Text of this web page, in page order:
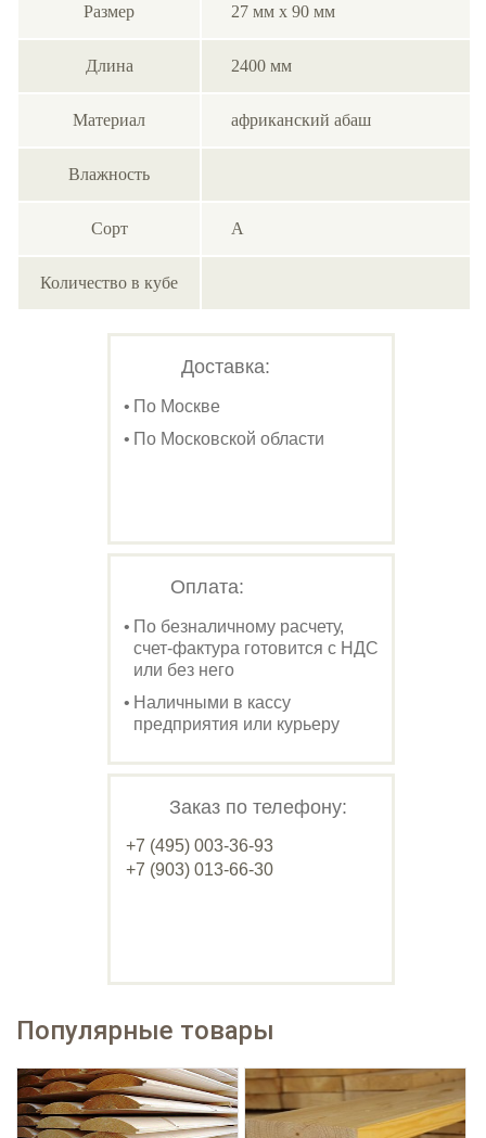
Размер 27 мм х 90 мм
Длина 2400 мм
Материал африканский абаш
Влажность
Сорт А
Количество в кубе
Доставка:
По Москве
По Московской области
Оплата:
По безналичному расчету,
счет-фактура готовится с НДС
или без него
Наличными в кассу
предприятия или курьеру
Заказ по телефону:
+7 (495) 003-36-93
+7 (903) 013-66-30
Популярные товары